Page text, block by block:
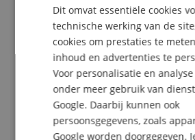
1
Dit omvat essentiële cookies
technische werking van de
cookies om prestaties te
inhoud en advertenties te
Voor personalisatie en
onder meer gebruik van
Google. Daarbij kunnen ook
persoonsgegevens, zoals
Google worden doorgegeven.